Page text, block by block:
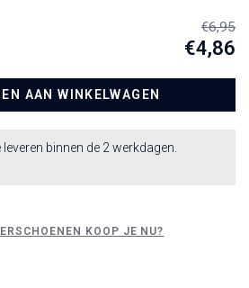
€6,95
€4,86
AAN WINKELWAGEN
binnen de 2 werkdagen.
KOOP JE NU?